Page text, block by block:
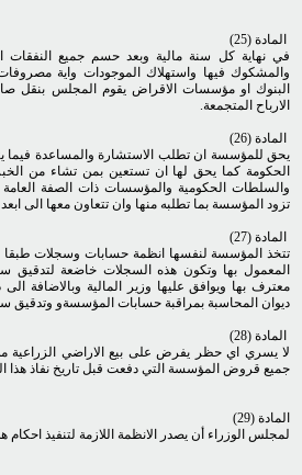
المادة (25)
في نهاية كل سنة مالية وبعد حسم جميع النفقات
والمشكوك فيها واستهلاك الموجودات واية
البنوك او مؤسسات الاقراض يقوم المجلس بنقل
الارباح المتجمعة.
المادة (26)
يحق للمؤسسة ان تطلب الاستشارة والمساعدة فيما
الحكومة كما يحق لها ان تستعين بمن تشاء من
والسلطات الحكومية والمؤسسات ذات الصفة
تزود المؤسسة بما تطلبه منها وان تتعاون معها الى
المادة (27)
تتخذ المؤسسة لنفسها انظمة حسابات وسجلات طبقا
المعمول بها وتكون هذه السجلات خاضعة لتدقيق
معترف بها ويوافق عليها وزير المالية وبالاضافة
ديوان المحاسبة بمراقبة حسابات المؤسسةو وتدقيق
المادة (28)
لا يسري اي حظر يفرض على بيع الاراضي الزراعية
جميع قروض المؤسسة التي دفعت قبل تاريخ نفاذ هذا
المادة (29)
لمجلس الوزراء أن يصدر الانظمة اللازمة لتنفيذ احكام